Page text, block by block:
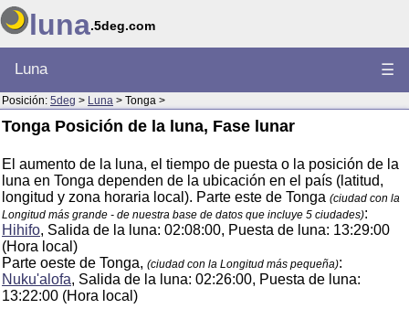
luna.5deg.com
Luna ☰
Posición: 5deg > Luna > Tonga >
Tonga Posición de la luna, Fase lunar
El aumento de la luna, el tiempo de puesta o la posición de la
luna en Tonga dependen de la ubicación en el país (latitud,
longitud y zona horaria local). Parte este de Tonga (ciudad con la
Longitud más grande - de nuestra base de datos que incluye 5 ciudades):
Hihifo, Salida de la luna: 02:08:00, Puesta de luna: 13:29:00
(Hora local)
Parte oeste de Tonga, (ciudad con la Longitud más pequeña):
Nuku'alofa, Salida de la luna: 02:26:00, Puesta de luna:
13:22:00 (Hora local)